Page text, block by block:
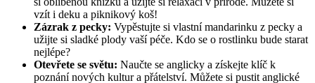
vzít i deku a piknikový koš!
Zázrak z pecky: Vypěstujte si vlastní mandarinku z pecky a
užijte si sladké plody vaší péče. Kdo se o rostlinku bude starat
nejlépe?
Otevřete se světu: Naučte se anglicky a získejte klíč k
poznání nových kultur a přátelství. Můžete si pustit anglické